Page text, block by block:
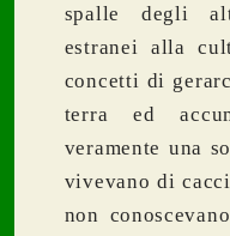
spalle degli
estranei alla
concetti di
terra ed
veramente una
vivevano di
non